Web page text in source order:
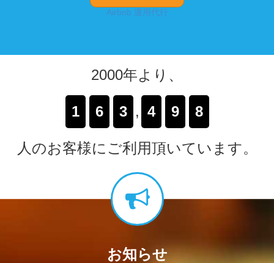
Airbnb 運用代行
2000年より、
1 6 3 , 4 9 8
人のお客様にご利用頂いています。
お知らせ